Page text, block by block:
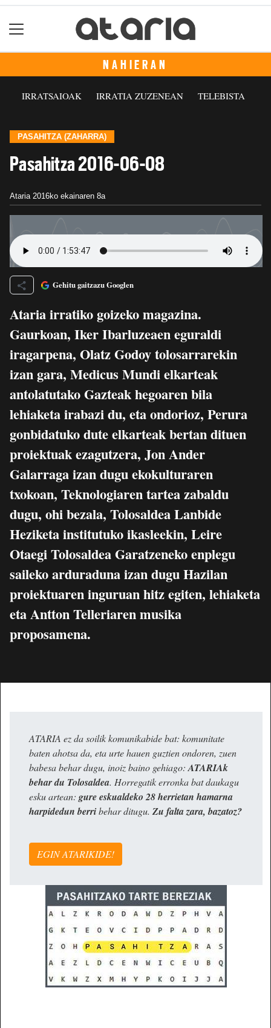
NAHIERAN
IRRATSAIOAK IRRATIA ZUZENEAN TELEBISTA
PASAHITZA (ZAHARRA)
Pasahitza 2016-06-08
Ataria 2016ko ekainaren 8a
Gehitu gaitzazu Googlen
Ataria irratiko goizeko magazina.
Gaurkoan, Iker Ibarluzeaen eguraldi
iragarpena, Olatz Godoy tolosarrarekin
izan gara, Medicus Mundi elkarteak
antolatutako Gazteak hegoaren bila
lehiaketa irabazi du, eta ondorioz, Perura
gonbidatuko dute elkarteak bertan dituen
proiektuak ezagutzera, Jon Ander
Galarraga izan dugu ekokulturaren
txokoan, Teknologiaren tartea zabaldu
dugu, ohi bezala, Tolosaldea Lanbide
Heziketa institutuko ikasleekin, Leire
Otaegi Tolosaldea Garatzeneko enplegu
saileko arduraduna izan dugu Hazilan
proiektuaren inguruan hitz egiten, lehiaketa
eta Antton Telleriaren musika
proposamena.
ATARIA ez da soilik komunikabide bat: komunitate
baten ahotsa da, eta urte hauen guztien ondoren, zuen
babesa behar dugu, inoiz baino gehiago:ATARIAk
behar du Tolosaldea. Horregatik erronka bat daukagu
esku artean: gure eskualdeko 28 herrietan hamarna
harpidedun berribehar ditugu. Zu falta zara, bazatoz?
EGIN ATARIKIDE!